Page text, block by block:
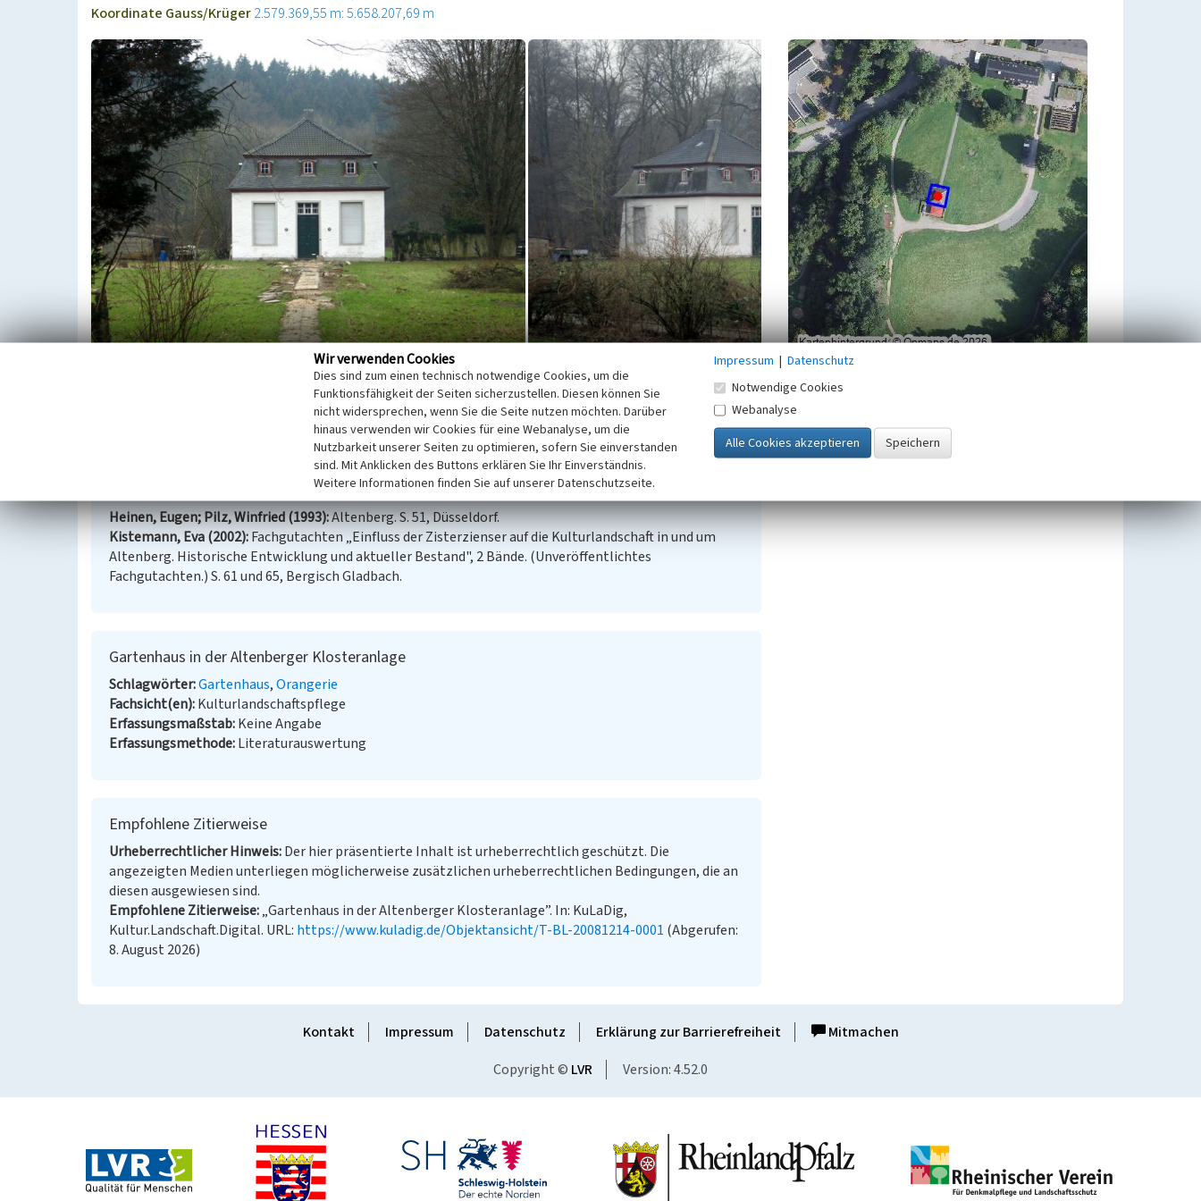
Koordinate Gauss/Krüger2.579.369,55 m: 5.658.207,69 m
Im Süden der Altenberger Klosteranlage liegt ein ursprünglich barockes Gartenhaus, das unter
Denkmalschutz steht. Es diente als Orangerie im Abtsgarten.
(Beate Lange, LVR-Fachbereich Umwelt, 2008/2009)
Heinen, Eugen; Pilz, Winfried (1993) Altenberg. S. 51, Düsseldorf.
Kistemann, Eva (2002) Fachgutachten „Einfluss der Zisterzienser auf die Kulturlandschaft in und um
Altenberg. Historische Entwicklung und aktueller Bestand", 2 Bände. (Unveröffentlichtes
Fachgutachten.) S. 61 und 65, Bergisch Gladbach.
Gartenhaus in der Altenberger Klosteranlage
Schlagwörter Gartenhaus Orangerie
Fachsicht(en) Kulturlandschaftspflege
Erfassungsmaßstab Keine Angabe
Erfassungsmethode Literaturauswertung
Empfohlene Zitierweise
Urheberrechtlicher Hinweis Der hier präsentierte Inhalt ist urheberrechtlich geschützt. Die
angezeigten Medien unterliegen möglicherweise zusätzlichen urheberrechtlichen Bedingungen, die an
diesen ausgewiesen sind.
Empfohlene Zitierweise „Gartenhaus in der Altenberger Klosteranlage”. In: KuLaDig,
Kultur.Landschaft.Digital. URL: https://www.kuladig.de/Objektansicht/T-BL-20081214-0001 (Abgerufen:
8. August 2026)
Übergeordnetes Objekt
ehemaligen
Zisterzienserabtei Altenberg
Kontakt Impressum Datenschutz Erklärung zur Barrierefreiheit
Mitmachen
Copyright © LVR Version: 4.52.0
Wir verwenden Cookies
Dies sind zum einen technisch notwendige Cookies, um die
Funktionsfähigkeit der Seiten sicherzustellen. Diesen können Sie
nicht widersprechen, wenn Sie die Seite nutzen möchten. Darüber
hinaus verwenden wir Cookies für eine Webanalyse, um die
Nutzbarkeit unserer Seiten zu optimieren, sofern Sie einverstanden
sind. Mit Anklicken des Buttons erklären Sie Ihr Einverständnis.
Weitere Informationen finden Sie auf unserer Datenschutzseite.
Impressum | Datenschutz
Notwendige Cookies
Webanalyse